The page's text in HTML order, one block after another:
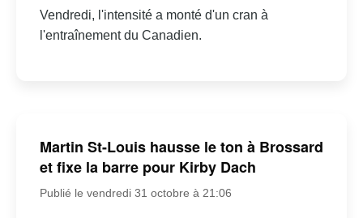
Vendredi, l'intensité a monté d'un cran à
l'entraînement du Canadien.
Martin St-Louis hausse le ton à Brossard
et fixe la barre pour Kirby Dach
Publié le vendredi 31 octobre à 21:06